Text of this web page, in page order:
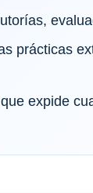
prácticas
expide